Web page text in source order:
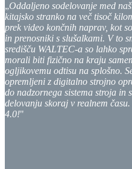
„Oddaljeno sodelovanje med
kitajsko stranko na več tisoč
prek video končnih naprav, kot
in prenosniki s slušalkami. V to
središču WALTEC-a so lahko
morali biti fizično na kraju
ogljikovemu odtisu na splošno.
opremljeni z digitalno strojno
do nadzornega sistema stroja in
delovanju skoraj v realnem
4.0!"